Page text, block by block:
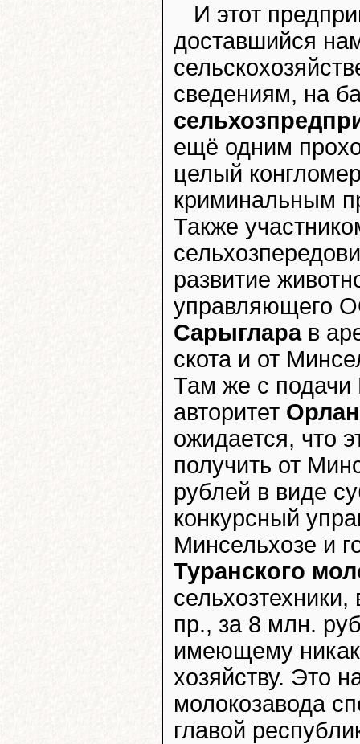
И этот
доставшийся
сведениям, на
ещё одним
целый
криминальным
Также
развитие
управляющего
Сарыгларав
скота и от
Там же с подачи
авторитет
ожидается, что
получить от
рублей в виде
конкурсный
Минсельхозе и
Туранского
пр., за 8 млн.
имеющему
хозяйству. Это
молокозавода
главой